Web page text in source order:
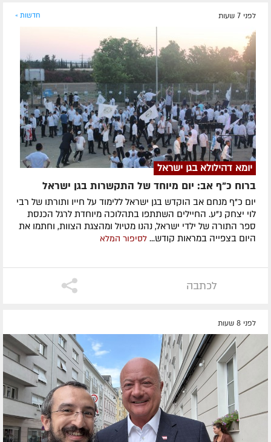
לפני 7 שעות חדשות »
יומא דהילולא בגן ישראל
ברוח כ"ף אב: יום מיוחד של התקשרות בגן ישראל
יום כ"ף מנחם אב הוקדש בגן ישראל ללימוד על חייו ותורתו של רבי
לוי יצחק נ"ע. החיילים השתתפו בתהלוכה מיוחדת לרגל הכנסת
ספר התורה של ילדי ישראל, נהנו מטיול ומהצגת הצוות, וחתמו את
היום בצפייה במראות קודש... לסיפור המלא
לכתבה
לפני 8 שעות